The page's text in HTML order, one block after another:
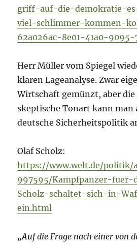
griff-auf-die-demokratie-
viel-schlimmer-kommen-
62a026ac-8e01-41a0-9095-
Herr Müller vom Spiegel
klaren Lageanalyse. Zwar
Wirtschaft gemünzt, aber
skeptische Tonart kann man
deutsche Sicherheitspolitik
Olaf Scholz:
https://www.welt.de/politik/
997595/Kampfpanzer-
Scholz-schaltet-sich-in-
ein.html
„Auf die Frage nach einer von